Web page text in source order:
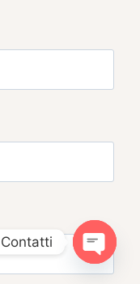
Contatti
Open